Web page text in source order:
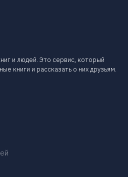
и людей. Это сервис, который
книги и рассказать о них друзьям.